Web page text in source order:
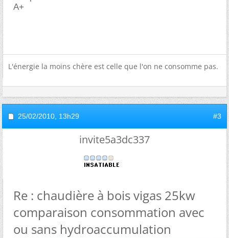
A+
L'énergie la moins chère est celle que l'on ne consomme pas.
25/02/2010, 13h29 #3
invite5a3dc337
Re : chaudière à bois vigas 25kw
comparaison consommation avec
ou sans hydroaccumulation